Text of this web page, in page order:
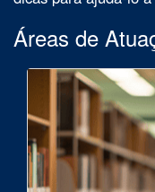
Áreas de